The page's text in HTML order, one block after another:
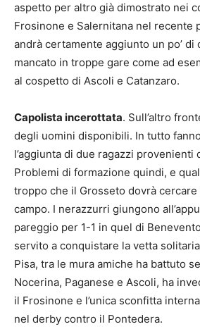
aspetto per altro già dimostrato nei
Frosinone e Salernitana nel recente
andrà certamente aggiunto un po’ di
mancato in troppe gare come ad
al cospetto di Ascoli e Catanzaro.
Capolista incerottata. Sull’altro
degli uomini disponibili. In tutto
l’aggiunta di due ragazzi provenienti
Problemi di formazione quindi, e
troppo che il Grosseto dovrà
campo. I nerazzurri giungono
pareggio per 1-1 in quel di
servito a conquistare la vetta
Pisa, tra le mura amiche ha battuto
Nocerina, Paganese e Ascoli, ha
il Frosinone e l’unica sconfitta
nel derby contro il Pontedera.